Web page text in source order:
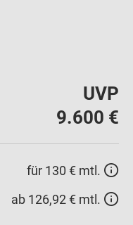
UVP
9.600 €
für 130 € mtl.
ab 126,92 € mtl.